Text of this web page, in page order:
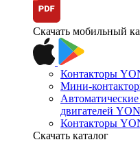
Скачать мобильный
Контакторы
Мини-
двигателей
Контакторы
Скачать каталог